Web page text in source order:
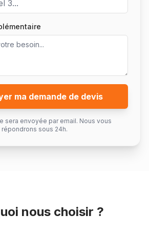
ma demande de devis
sera envoyée par email. Nous vous
répondrons sous 24h.
nous choisir ?